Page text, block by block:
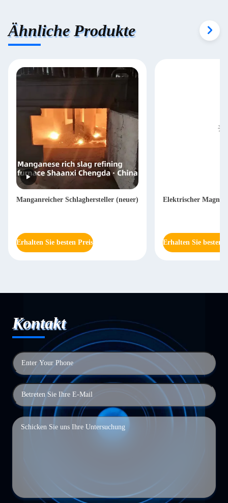
Ähnliche Produkte
Manganreicher Schlaghersteller (neuer)
Erhalten Sie besten Preis
Elektrischer
Erhalten Sie besten
Kontakt